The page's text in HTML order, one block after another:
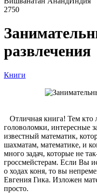
2750
развлечения
Книги
Отличная книга! Тем кто
головоломки, интересные
известный математик,
шахматам, математике, и
много задач, которые не
гроссмейстерам. Если Вы
о ходах коня, то вы
Евгения Гика. Изложен
просто.